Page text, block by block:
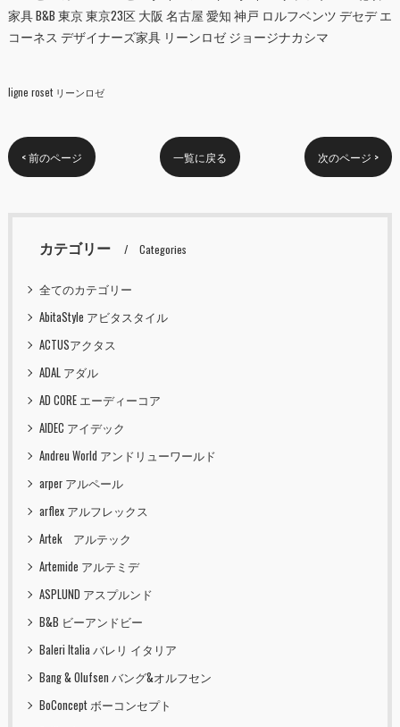
家具 B&B 東京 東京23区 大阪 名古屋 愛知 神戸 ロルフベンツ デセデ エ
コーネス デザイナーズ家具 リーンロゼ ジョージナカシマ
ligne roset リーンロゼ
< 前のページ 一覧に戻る 次のページ >
カテゴリー Categories
全てのカテゴリー
AbitaStyle アビタスタイル
ACTUSアクタス
ADAL アダル
AD CORE エーディーコア
AIDEC アイデック
Andreu World アンドリューワールド
arper アルペール
arflex アルフレックス
Artek アルテック
Artemide アルテミデ
ASPLUND アスプルンド
B&B ビーアンドビー
Baleri Italia バレリ イタリア
Bang & Olufsen バング&オルフセン
BoConcept ボーコンセプト